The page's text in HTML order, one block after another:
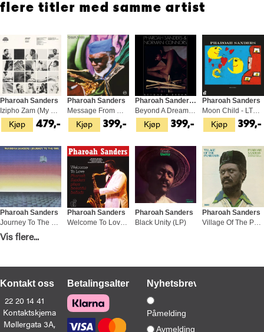
flere titler med samme artist
Kjøp
Pharoah Sanders
Izipho Zam (My Gifts) (LP)
479,- Kjøp
Pharoah Sanders
Message From Home (LP)
399,- Kjøp
Pharoah Sanders & Norman Connors
Beyond A Dream - LTD (LP)
399,- Kjøp
Pharoah Sanders
Moon Child - LTD (LP)
399,-
Kjøp
Pharoah Sanders
899,-
Pharoah Sanders
Pharoah Sanders
Black Unity (LP)
Pharoah Sanders
Pharoah Sanders
Pharoah Sanders
Vis flere...
Kontakt oss
22 20 14 41
Kontaktskjema
Møllergata 3A,
BetalingsalternativerNyhetsbrev
Påmelding
Avmelding